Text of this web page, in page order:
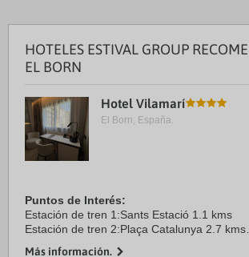
HOTELES ESTIVAL GROUP
EL BORN
Hotel Vilamarí
El Born, España.
Puntos de Interés:
Estación de tren 1:Sants Estació 1.1 kms
Estación de tren 2:Plaça Catalunya 2.7 kms
Más información.